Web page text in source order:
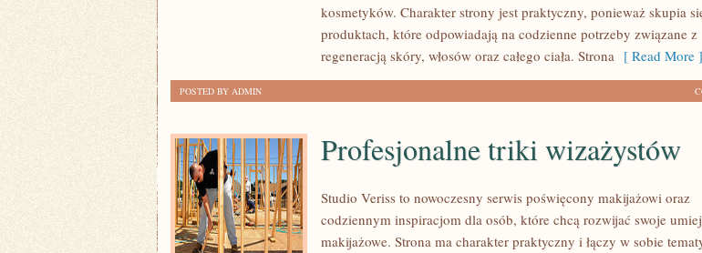
SAMkosmetyków. Charakter strony jest praktyczny, ponieważ skupia
produktach, które odpowiadają na codzienne potrzeby związane z
regeneracją skóry, włosów oraz całego ciała. Strona [ Read More ]
POSTED BY ADMIN
Profesjonalne triki wizażystów
Studio Veriss to nowoczesny serwis poświęcony makijażowi oraz
codziennym inspiracjom dla osób, które chcą rozwijać swoje
makijażowe. Strona ma charakter praktyczny i łączy w sobie